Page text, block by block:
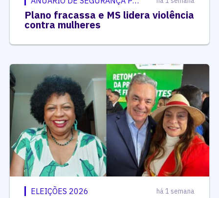
Plano fracassa e MS lidera violência
contra mulheres
ELEIÇÕES 2026 há 1 semana